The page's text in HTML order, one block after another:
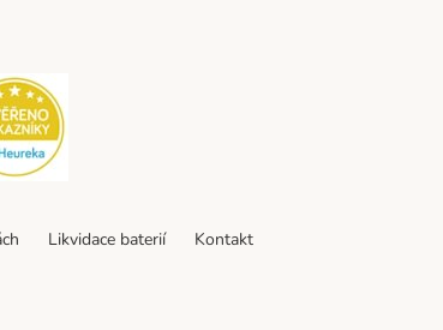
Likvidace baterií
Kontakt